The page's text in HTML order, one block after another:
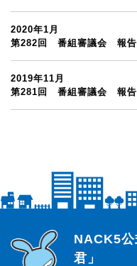
2020年1月
第282回 番組審議会 報告
2019年11月
第281回 番組審議会 報告
らじっと君
NACK5公
君」